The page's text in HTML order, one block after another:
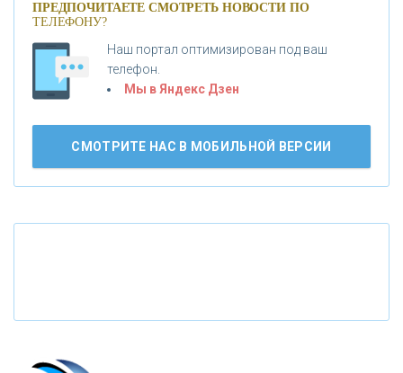
«БАНК ВОЗРОЖДЕНИЕ»
АО «КРЕДИТ ЕВРОПА БАНК»
«ФК ОТКРЫТИЕ»
Банки.ру обновил логотип впервые за 19 лет -
ПРЕДПОЧИТАЕТЕ СМОТРЕТЬ НОВОСТИ ПО
ТЕЛЕФОНУ?
Наш портал оптимизирован под ваш
телефон.
Мы в Яндекс Дзен
СМОТРИТЕ НАС В МОБИЛЬНОЙ ВЕРСИИ